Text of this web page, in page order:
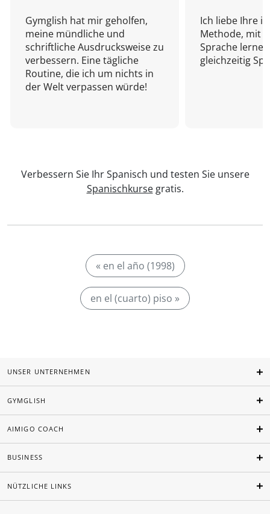
Gymglish hat mir geholfen,
meine mündliche und
schriftliche Ausdrucksweise zu
verbessern. Eine tägliche
Routine, die ich um nichts in
der Welt verpassen würde!
Ich liebe Ihre
Methode, mit
Sprache
gleichzeitig
Verbessern Sie Ihr Spanisch und testen Sie unsere
Spanischkursegratis.
« en el año (1998)
en el (cuarto) piso »
UNSER UNTERNEHMEN
GYMGLISH
AIMIGO COACH
BUSINESS
NÜTZLICHE LINKS